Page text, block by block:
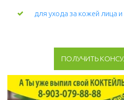
для ухода за кожей лица и
ПОЛУЧИТЬ